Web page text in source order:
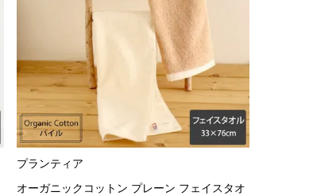
プランティア
オーガニックコットン プレーン フェイスタオ